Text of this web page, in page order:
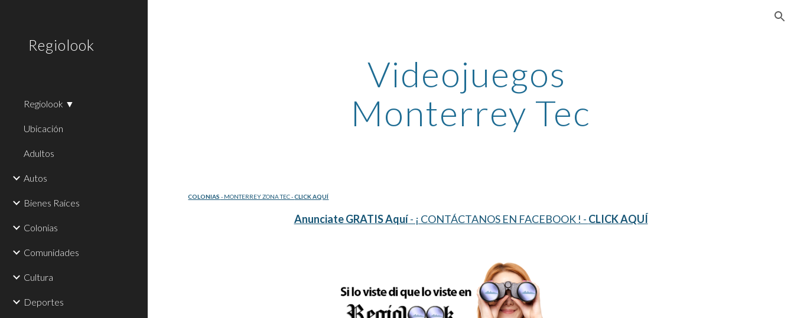
Regiolook
Regiolook ▼
Ubicación
Adultos
Autos
Bienes Raíces
Colonias
Comunidades
Cultura
Deportes
Videojuegos
Monterrey Tec
COLONIAS - MONTERREY ZONA TEC - CLICK AQUÍ
Anunciate GRATIS Aquí - ¡ CONTÁCTANOS EN FACEBOOK ! - CLICK AQUÍ